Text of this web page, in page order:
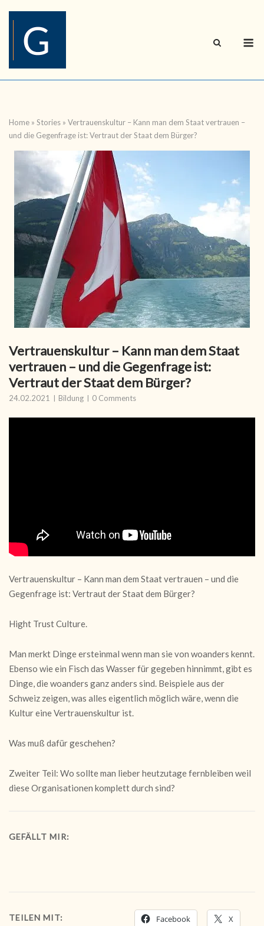
content
Home » Stories » Vertrauenskultur – Kann man dem Staat vertrauen –
und die Gegenfrage ist: Vertraut der Staat dem Bürger?
Vertrauenskultur – Kann man dem Staat
vertrauen – und die Gegenfrage ist:
Vertraut der Staat dem Bürger?
24.02.2021 Bildung 0 Comments
Vertrauenskultur – Kann man dem Staat vertrauen – und die
Gegenfrage ist: Vertraut der Staat dem Bürger?
Hight Trust Culture.
Man merkt Dinge ersteinmal wenn man sie von woanders kennt.
Ebenso wie ein Fisch das Wasser für gegeben hinnimmt, gibt es
Dinge, die woanders ganz anders sind. Beispiele aus der
Schweiz zeigen, was alles eigentlich möglich wäre, wenn die
Kultur eine Vertrauenskultur ist.
Was muß dafür geschehen?
Zweiter Teil: Wo sollte man lieber heutzutage fernbleiben weil
diese Organisationen komplett durch sind?
GEFÄLLT MIR:
TEILEN MIT: Facebook X